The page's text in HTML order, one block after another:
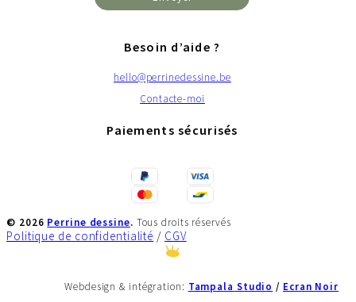
Besoin d’aide ?
hello@perrinedessine.be
Contacte-moi
Paiements sécurisés
© 2026 Perrine dessine. Tous droits réservés
Politique de confidentialité / CGV
Webdesign & intégration: Tampala Studio / Ecran Noir